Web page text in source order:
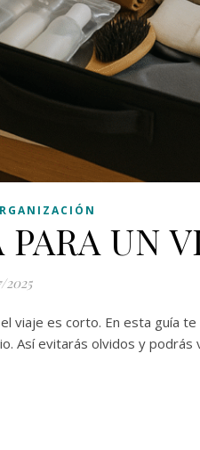
UN
2025
viaje es corto. En esta guía
Así evitarás olvidos y podrás